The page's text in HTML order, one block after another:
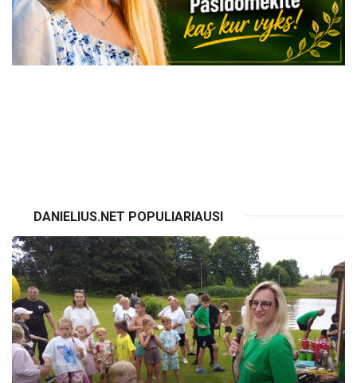
DANIELIUS.NET POPULIARIAUSI